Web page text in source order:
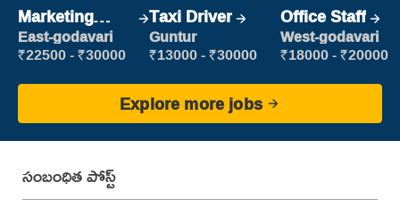
Marketing
Executive
East-godavari
₹22500 - ₹30000
Taxi Driver
Guntur
₹13000 - ₹30000
Office Staff
West-godavari
₹18000 - ₹20000
Explore more jobs
సంబంధిత పోస్ట్